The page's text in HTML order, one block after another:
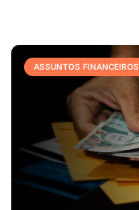
ASSUNTOS FINANCEIROS